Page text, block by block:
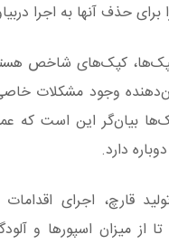
برای حذف آنها به اجرا
کپک‌های شاخص
وجود مشکلات
بیان‌گر این است که
دارد.
قارچ، اجرای
از میزان اسپورها و